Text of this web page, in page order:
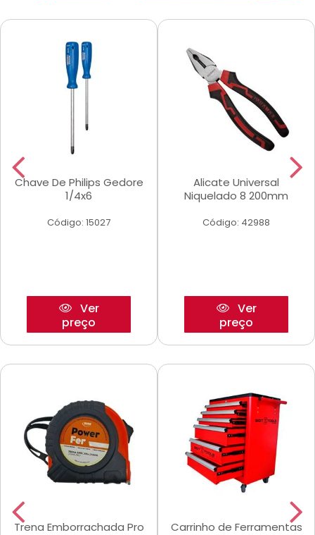
Chave De Philips Gedore
1/4x6
Código: 15027
Ver
preço
Alicate Universal
Niquelado 8 200mm
Código: 42988
Ver
preço
Trena Emborrachada Pro
Carrinho de Ferramentas